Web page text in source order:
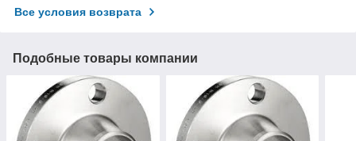
Все условия возврата
Подобные товары компании